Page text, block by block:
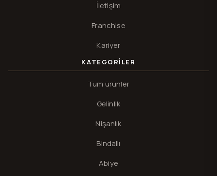
İletişim
Franchise
Kariyer
KATEGORILER
Tüm ürünler
Gelinlik
Nişanlık
Bindallı
Abiye